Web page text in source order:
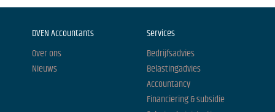
DVEN Accountants
Over ons
Nieuws
Services
Bedrijfsadvies
Belastingadvies
Accountancy
Financiering & subsidie